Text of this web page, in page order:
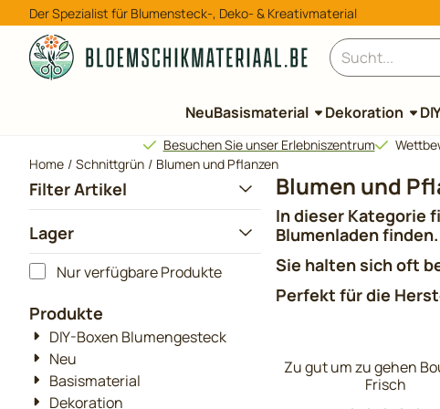
Cookie-Einstellungen verfügbar. Einstellungen wählen oder alle
Der Spezialist für Blumensteck-, Deko- & Kreativmaterial
Suche
NeuBasismaterial Dekoration
Besuchen Sie unser Erlebniszentrum
Home / Schnittgrün / Blumen und Pflanzen
Filter Artikel
Lager
Nur verfügbare Produkte
Produkte
DIY-Boxen Blumengesteck
Neu
Basismaterial
Dekoration
Blumen und
In dieser Kategorie
Blumenladen finden.
Sie halten sich oft
Perfekt für die
Zu gut um zu gehen
Frisch